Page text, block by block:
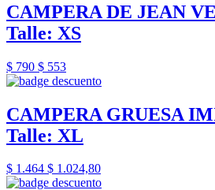
CAMPERA DE JEAN
Talle: XS
$ 790 $ 553
CAMPERA GRUESA
Talle: XL
$ 1.464 $ 1.024,80